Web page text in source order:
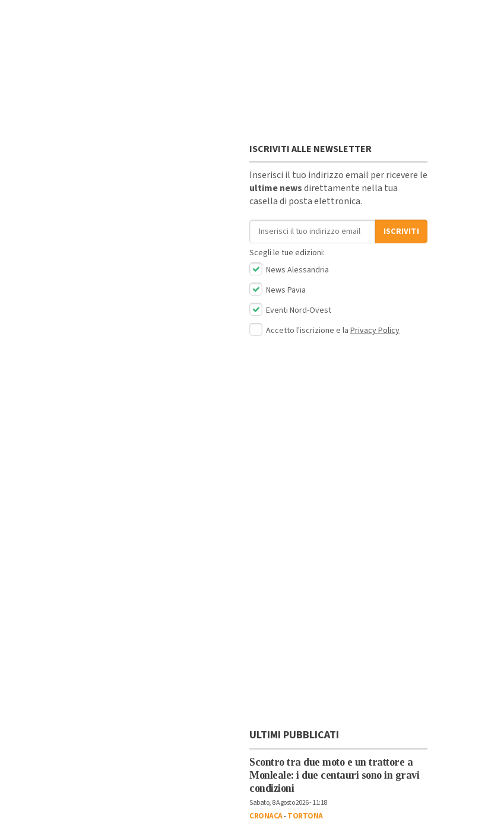
ISCRIVITI ALLE NEWSLETTER
Inserisci il tuo indirizzo email per ricevere le
ultime newsdirettamente nella tua
casella di posta elettronica.
Indirizzo email
ISCRIVITI
Scegli le tue edizioni:
News Alessandria
News Pavia
Eventi Nord-Ovest
Accetto l'iscrizione e la Privacy Policy
ULTIMI PUBBLICATI
Scontro tra due moto e un trattore a
Monleale: i due centauri sono in gravi
condizioni
Sabato, 8 Agosto 2026 - 11:18
CRONACA-TORTONA